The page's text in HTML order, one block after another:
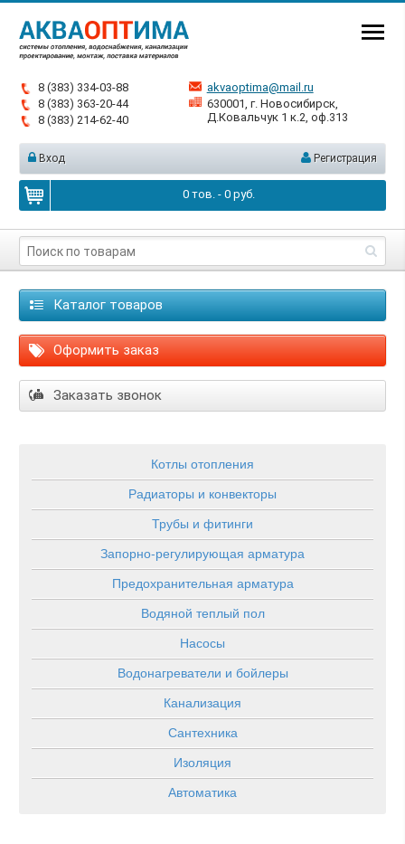
8 (383) 334-03-88
8 (383) 363-20-44
8 (383) 214-62-40
akvaoptima@mail.ru
630001, г. Новосибирск,
Д.Ковальчук 1 к.2, оф.313
Вход Регистрация
0тов. - 0руб.
Каталог товаров
Оформить заказ
Заказать звонок
Котлы отопления
Радиаторы и конвекторы
Трубы и фитинги
Запорно-регулирующая арматура
Предохранительная арматура
Водяной теплый пол
Насосы
Водонагреватели и бойлеры
Канализация
Сантехника
Изоляция
Автоматика